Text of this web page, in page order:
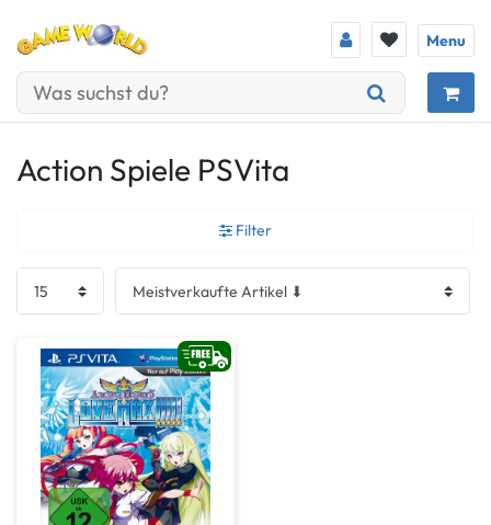
Menu
Action Spiele PSVita
Filter